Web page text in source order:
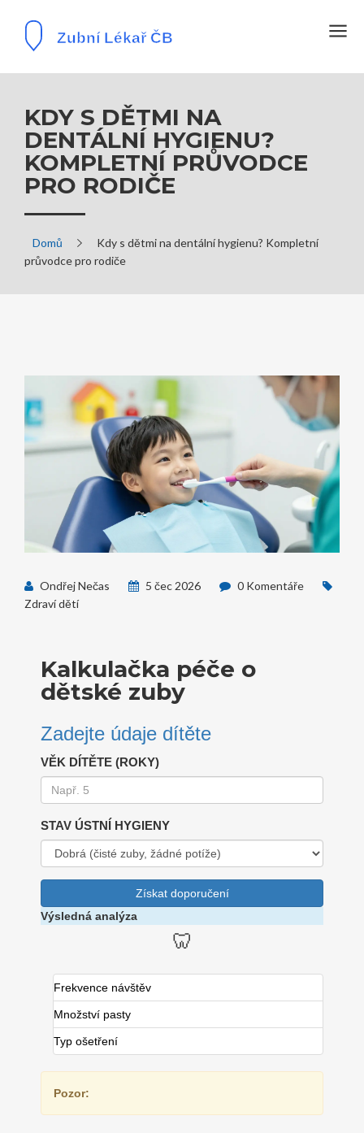
KDY S DĚTMI NA
DENTÁLNÍ HYGIENU?
KOMPLETNÍ PRŮVODCE
PRO RODIČE
Domů
Kdy s dětmi na dentální hygienu? Kompletní
průvodce pro rodiče
Ondřej Nečas 5 čec 2026
0 Komentáře
Zdraví dětí
Kalkulačka péče o
dětské zuby
Zadejte údaje dítěte
VĚK DÍTĚTE (ROKY)
STAV ÚSTNÍ HYGIENY
Získat doporučení
Výsledná analýza
🦷
Frekvence návštěv
Množství pasty
Typ ošetření
Pozor: